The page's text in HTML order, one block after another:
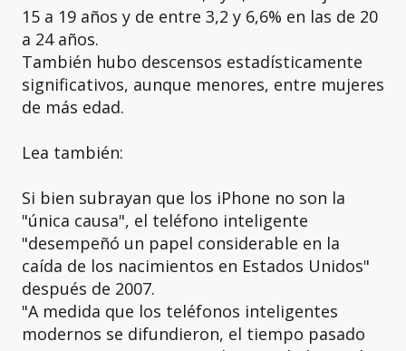
15 a 19 años y de entre 3,2 y 6,6% en las de 20
a 24 años.
También hubo descensos estadísticamente
significativos, aunque menores, entre mujeres
de más edad.
Lea también:
Si bien subrayan que los iPhone no son la
"única causa", el teléfono inteligente
"desempeñó un papel considerable en la
caída de los nacimientos en Estados Unidos"
después de 2007.
"A medida que los teléfonos inteligentes
modernos se difundieron, el tiempo pasado